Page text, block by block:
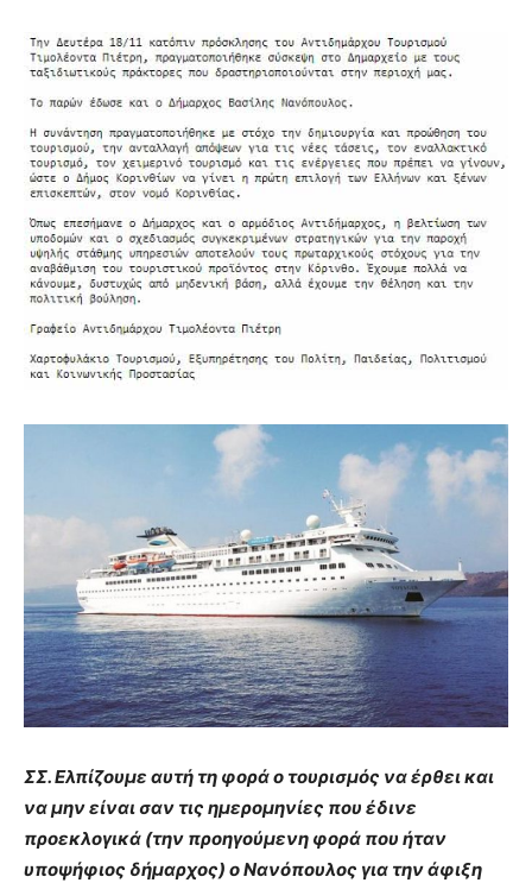
ΣΣ. Ελπίζουμε αυτή τη φορά ο τουρισμός να έρθει και
να μην είναι σαν τις ημερομηνίες που έδινε
προεκλογικά (την προηγούμενη φορά που ήταν
υποψήφιος δήμαρχος) ο Νανόπουλος για την άφιξη